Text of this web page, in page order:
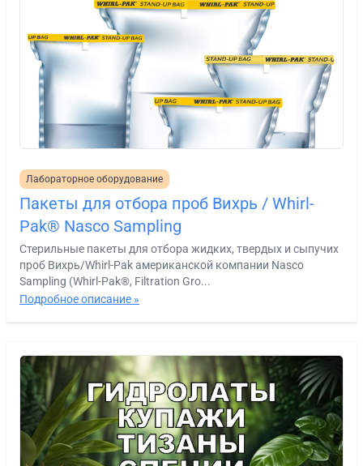
Лабораторное оборудование
Пакеты для отбора проб Вихрь / Whirl-
Pak® Nasco Sampling
Стерильные пакеты для отбора жидких, твердых и сыпучих
проб Вихрь/Whirl-Pak американской компании Nasco
Sampling (Whirl-Pak®, Filtration Gro...
Подробное описание »